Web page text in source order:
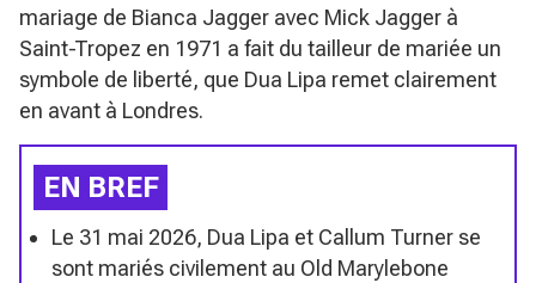
mariage de Bianca Jagger avec Mick Jagger à
Saint-Tropez en 1971 a fait du tailleur de mariée un
symbole de liberté, que Dua Lipa remet clairement
en avant à Londres.
EN BREF
Le 31 mai 2026, Dua Lipa et Callum Turner se
sont mariés civilement au Old Marylebone